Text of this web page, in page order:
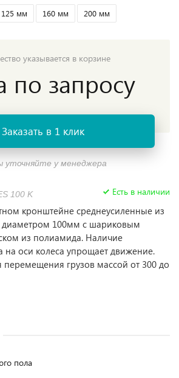
100 K Есть в наличии
кронштейне среднеусиленные из
диаметром 100мм с шариковым
из полиамида. Наличие
оси колеса упрощает движение.
грузов массой от 300 до
125 мм 160 мм 200 мм
указывается в корзине
по запросу
Заказать в 1 клик
уточняйте у менеджера
пола